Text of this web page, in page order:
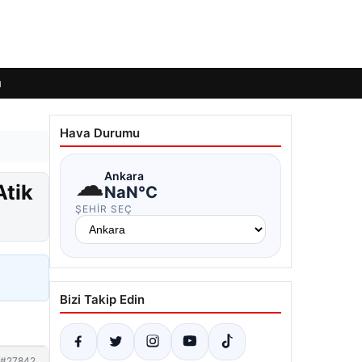
Hava Durumu
☁Ankara
NaN°C
ŞEHIR SEÇ
Bizi Takip Edin